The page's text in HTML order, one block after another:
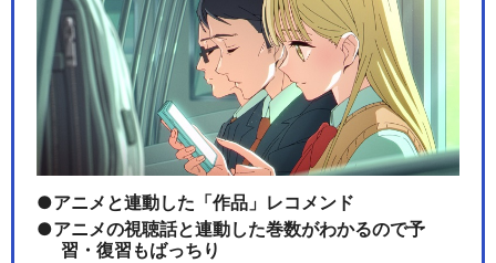
ミュージカル『刀剣乱舞』 ～
葵咲本紀～
ミュージカル『刀剣乱舞』 歌
合 乱舞狂乱 20…
アニメと連動した「作品」レコメンド
アニメの視聴話と連動した巻数がわかるので予
習・復習もばっちり